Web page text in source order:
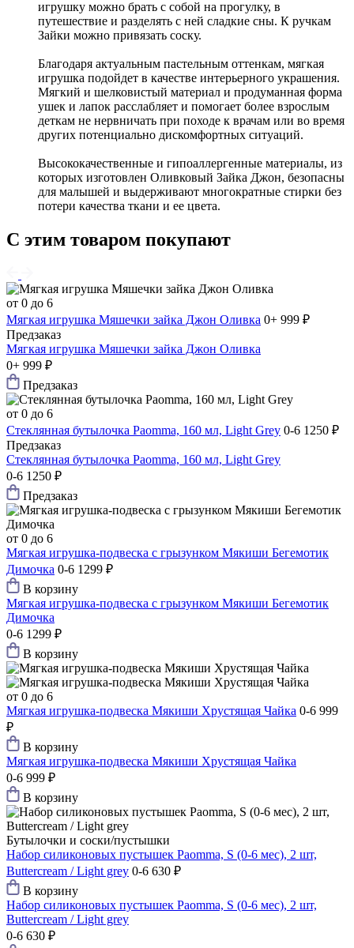
игрушку можно брать с собой на прогулку, в
путешествие и разделять с ней сладкие сны. К ручкам
Зайки можно привязать соску.
Благодаря актуальным пастельным оттенкам, мягкая
игрушка подойдет в качестве интерьерного украшения.
Мягкий и шелковистый материал и продуманная форма
ушек и лапок расслабляет и помогает более взрослым
деткам не нервничать при походе к врачам или во время
других потенциально дискомфортных ситуаций.
Высококачественные и гипоаллергенные материалы, из
которых изготовлен Оливковый Зайка Джон, безопасны
для малышей и выдерживают многократные стирки без
потери качества ткани и ее цвета.
С этим товаром покупают
от 0 до 6
Мягкая игрушка Мяшечки зайка Джон Оливка 0+ 999 ₽
Предзаказ
Мягкая игрушка Мяшечки зайка Джон Оливка
0+ 999 ₽
Предзаказ
от 0 до 6
Стеклянная бутылочка Paomma, 160 мл, Light Grey 0-6 1250 ₽
Предзаказ
Стеклянная бутылочка Paomma, 160 мл, Light Grey
0-6 1250 ₽
Предзаказ
от 0 до 6
Мягкая игрушка-подвеска с грызунком Мякиши Бегемотик
Димочка 0-6 1299 ₽
В корзину
Мягкая игрушка-подвеска с грызунком Мякиши Бегемотик
Димочка
0-6 1299 ₽
В корзину
от 0 до 6
Мягкая игрушка-подвеска Мякиши Хрустящая Чайка 0-6 999
₽
В корзину
Мягкая игрушка-подвеска Мякиши Хрустящая Чайка
0-6 999 ₽
В корзину
Бутылочки и соски/пустышки
Набор силиконовых пустышек Paomma, S (0-6 мес), 2 шт,
Buttercream / Light grey 0-6 630 ₽
В корзину
Набор силиконовых пустышек Paomma, S (0-6 мес), 2 шт,
Buttercream / Light grey
0-6 630 ₽